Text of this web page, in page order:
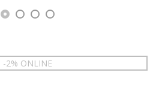
-2% ONLINE